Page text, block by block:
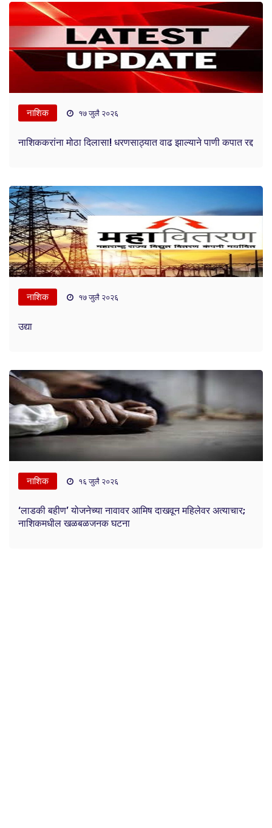
नाशिक १७ जुलै २०२६
नाशिककरांना मोठा दिलासा! धरणसाठ्यात वाढ झाल्याने पाणी कपात रद्द
नाशिक १७ जुलै २०२६
उद्या
नाशिक १६ जुलै २०२६
‘लाडकी बहीण’ योजनेच्या नावावर आमिष दाखवून महिलेवर अत्याचार;
नाशिकमधील खळबळजनक घटना